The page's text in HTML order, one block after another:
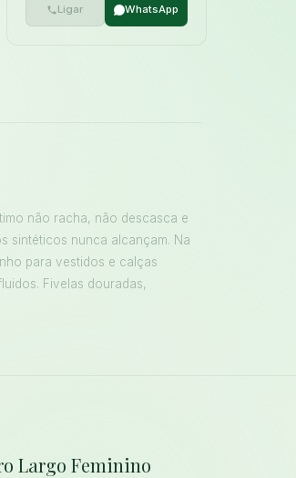
Ligar WhatsApp
não racha, não descasca e
sintéticos nunca alcançam. Na
para vestidos e calças
Fivelas douradas,
Largo Feminino